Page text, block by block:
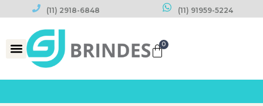
(11) 2918-6848 (11) 91959-5224
0